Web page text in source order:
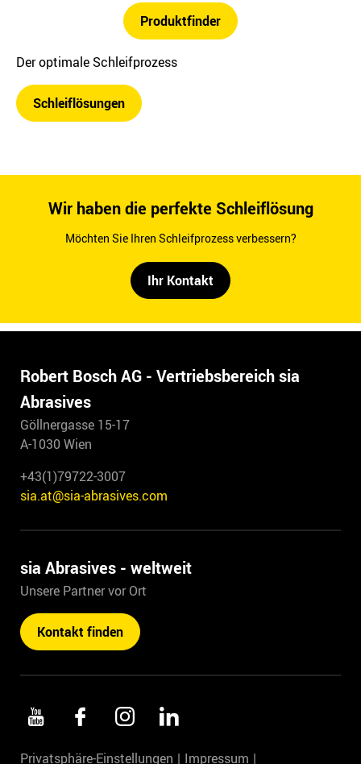
Produktfinder
Der optimale Schleifprozess
Schleiflösungen
Wir haben die perfekte Schleiflösung
Möchten Sie Ihren Schleifprozess verbessern?
Ihr Kontakt
Robert Bosch AG - Vertriebsbereich sia
Abrasives
Göllnergasse 15-17
A-1030 Wien
+43(1)79722-3007
sia.at@sia-abrasives.com
sia Abrasives - weltweit
Unsere Partner vor Ort
Kontakt finden
Privatsphäre-Einstellungen Impressum